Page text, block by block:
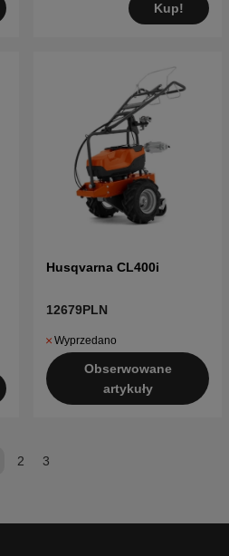
Kup!
Husqvarna CL400i
12679PLN
Wyprzedano
Obserwowane
artykuły
2 3